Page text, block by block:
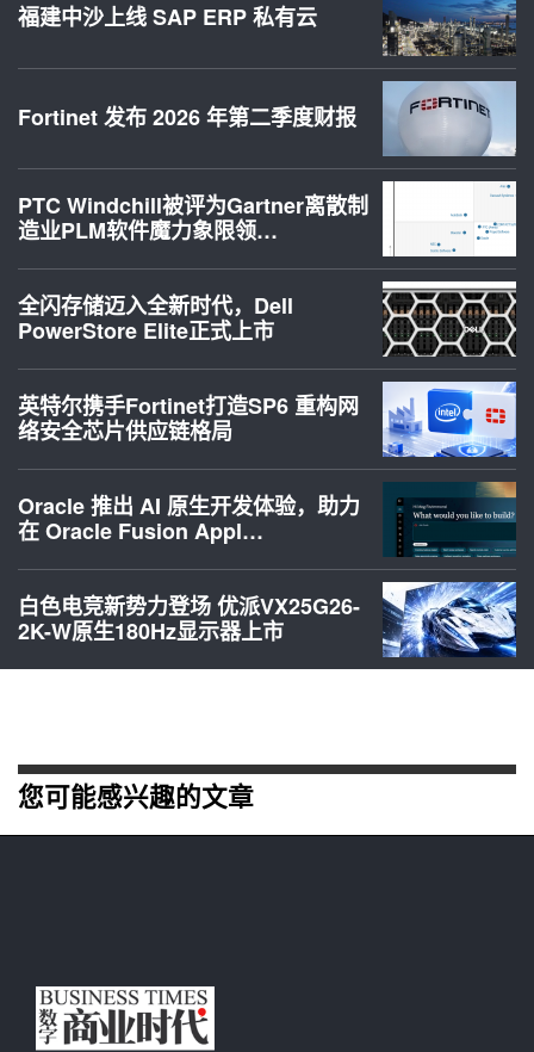
福建中沙上线 SAP ERP 私有云
Fortinet 发布 2026 年第二季度财报
PTC Windchill被评为Gartner离散制
造业PLM软件魔力象限领…
全闪存储迈入全新时代，Dell
PowerStore Elite正式上市
英特尔携手Fortinet打造SP6 重构网
络安全芯片供应链格局
Oracle 推出 AI 原生开发体验，助力
在 Oracle Fusion Appl…
白色电竞新势力登场 优派VX25G26-
2K-W原生180Hz显示器上市
您可能感兴趣的文章